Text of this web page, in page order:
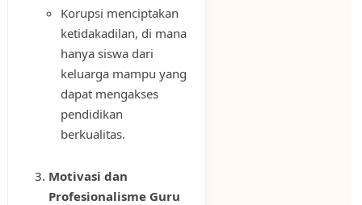
Korupsi menciptakan
ketidakadilan, di mana
hanya siswa dari
keluarga mampu yang
dapat mengakses
pendidikan
berkualitas.
Motivasi dan
Profesionalisme Guru